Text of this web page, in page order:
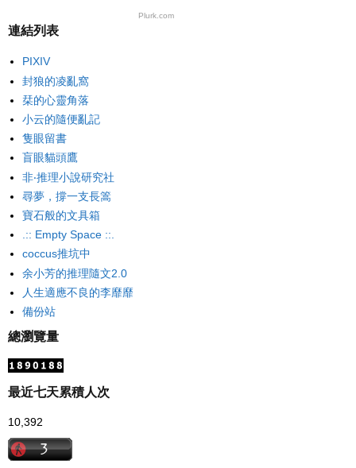
Plurk.com
連結列表
PIXIV
封狼的凌亂窩
栞的心靈角落
小云的隨便亂記
隻眼留書
盲眼貓頭鷹
非‧推理小說研究社
尋夢，撐一支長篙
寶石般的文具箱
.:: Empty Space ::.
coccus推坑中
余小芳的推理隨文2.0
人生適應不良的李靡靡
備份站
總瀏覽量
最近七天累積人次
10,392